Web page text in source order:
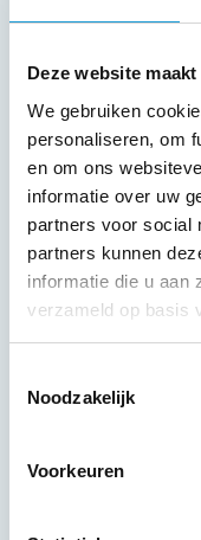
Deze website
We gebruiken
personaliseren, om
en om ons
informatie over uw
partners voor social
partners kunnen
informatie die u aan
verzameld op basis
Noodzakelijk
Voorkeuren
Ik vind het
een geweldig
gehouden.
in verbinding te
opgesteld voor